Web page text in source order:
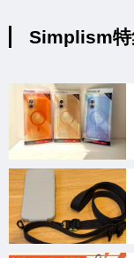
Simplism特